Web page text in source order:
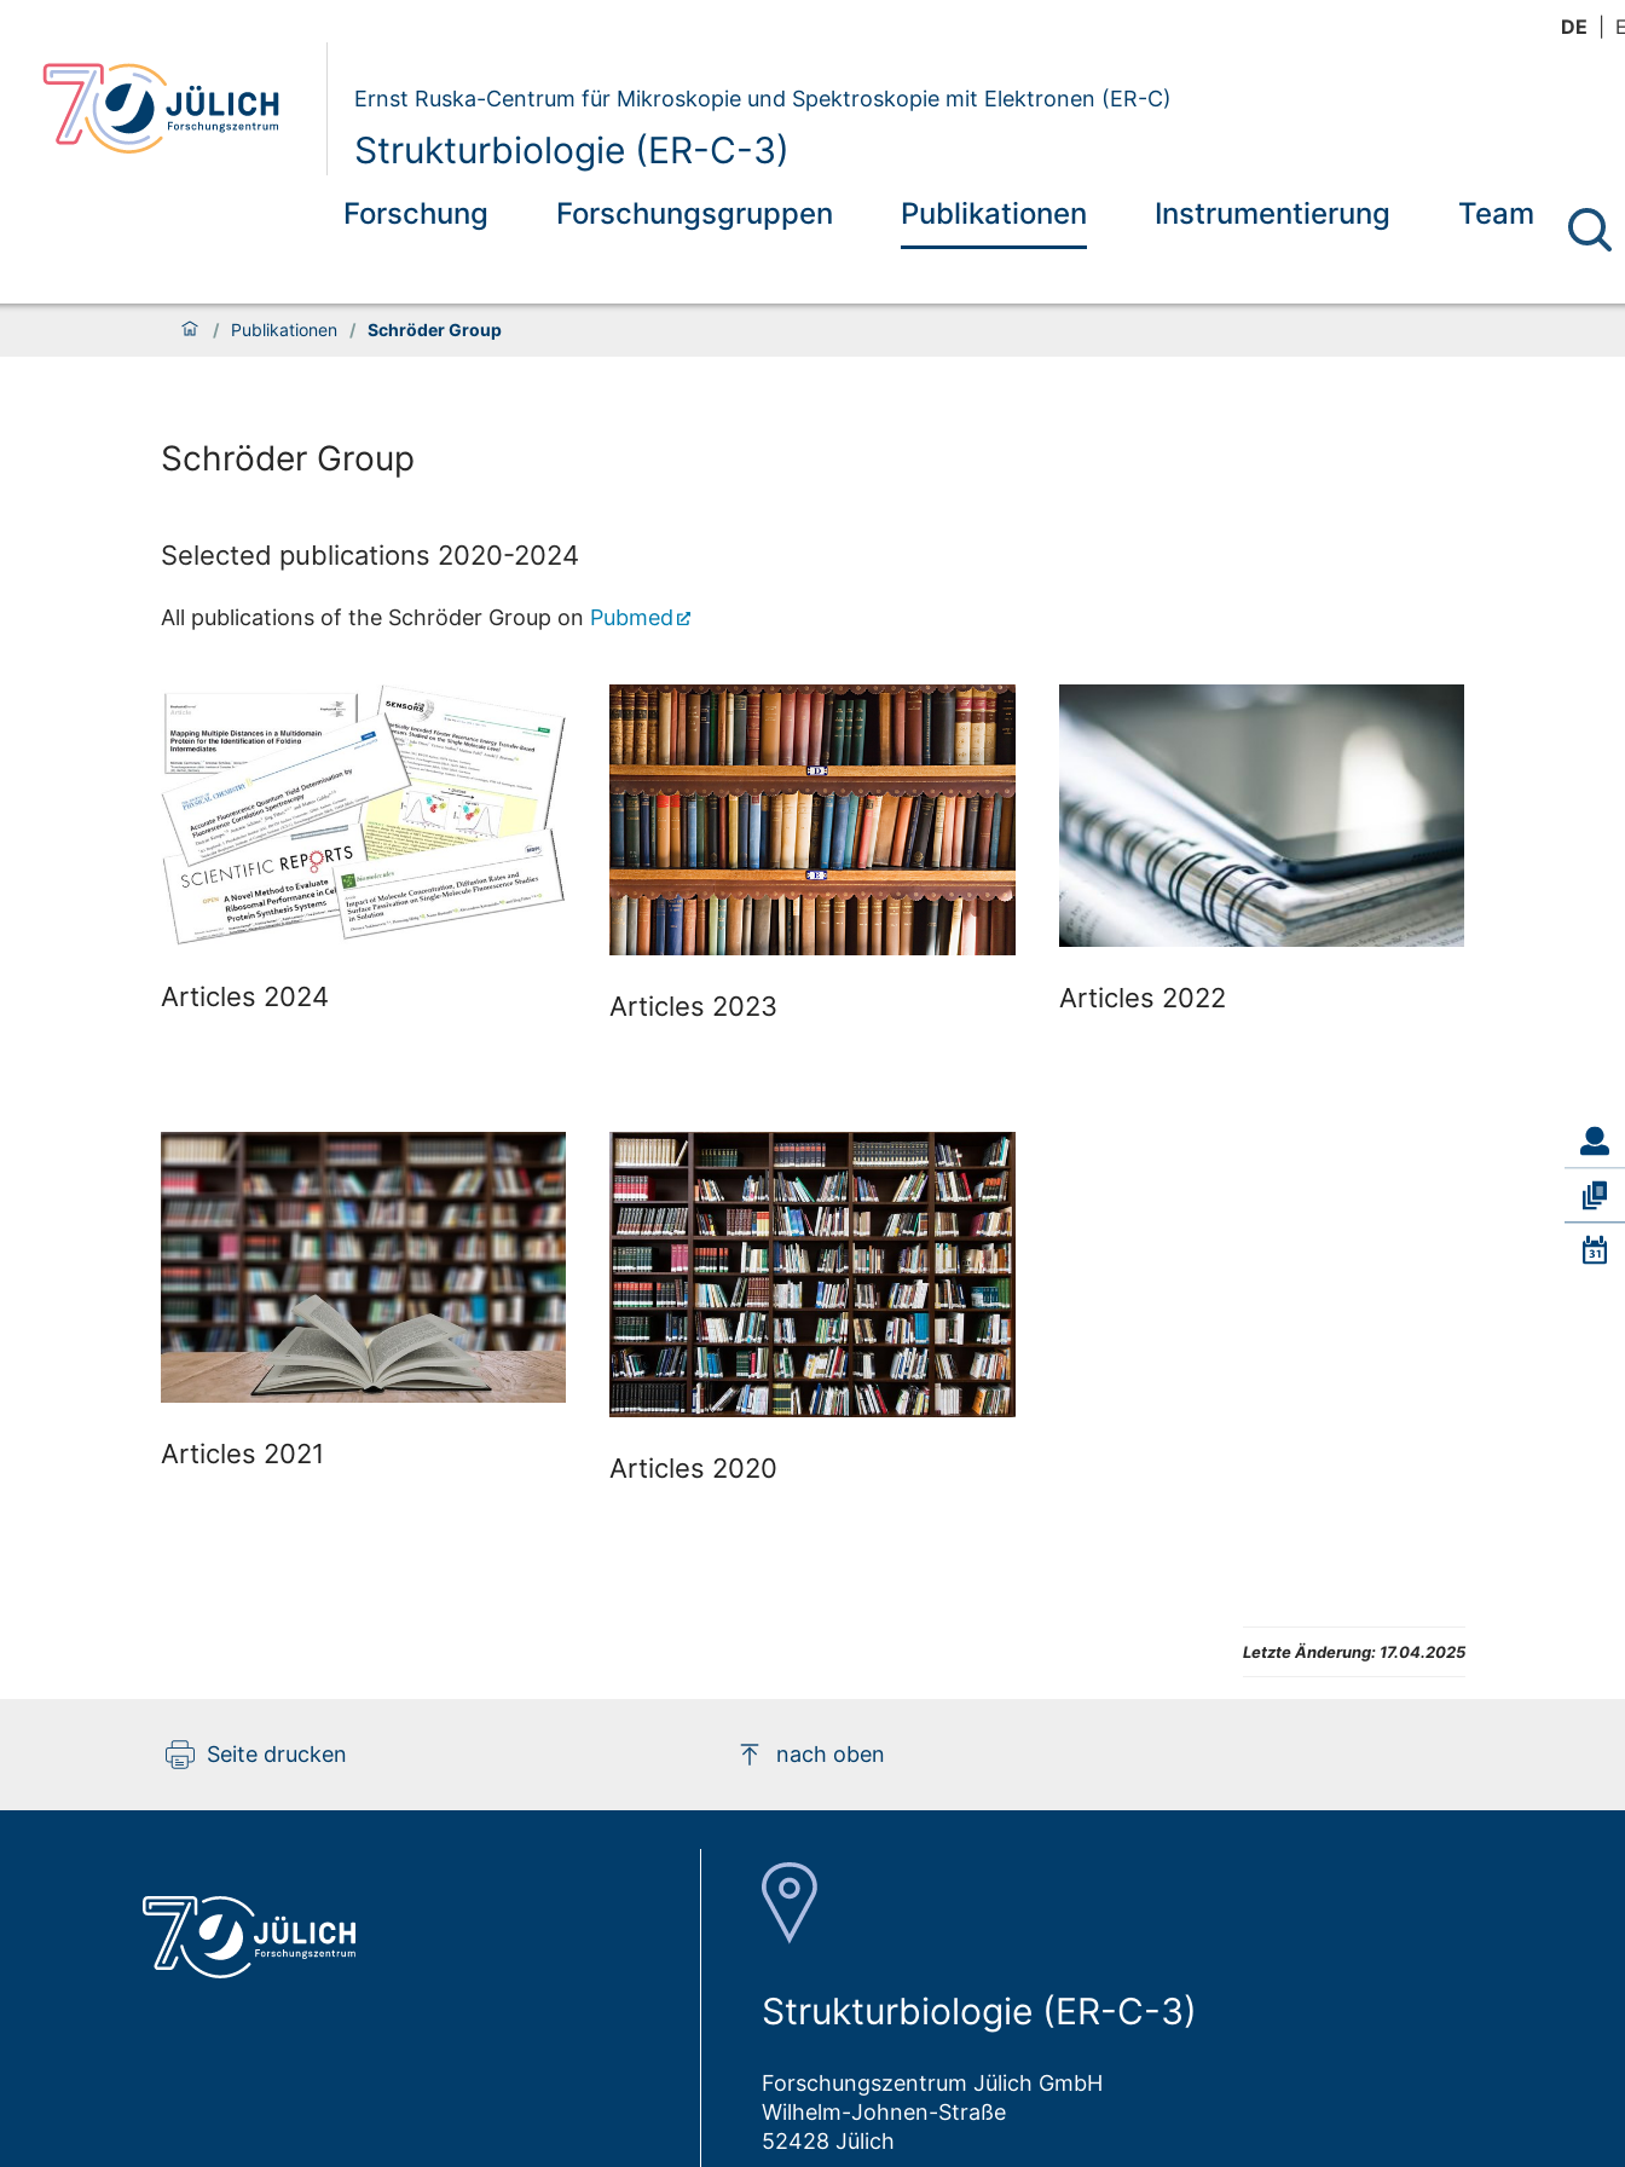
DE
Ernst Ruska-Centrum für Mikroskopie und Spektroskopie mit Elektronen (ER-C)
Strukturbiologie (ER-C-3)
Forschung Forschungsgruppen Publikationen Instrumentierung Team
/ Publikationen / Schröder Group
Schröder Group
Selected publications 2020-2024
All publications of the Schröder Group on Pubmed
Articles 2024 Articles 2023 Articles 2022
Articles 2021 Articles 2020
Letzte Änderung: 17.04.2025
Seite drucken nach oben
Strukturbiologie (ER-C-3)
Forschungszentrum Jülich GmbH
Wilhelm-Johnen-Straße
52428 Jülich